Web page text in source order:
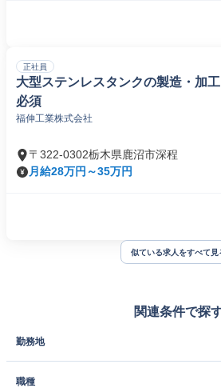
正社員
大型ステンレスタンクの製造・加
必須
福伸工業株式会社
〒322-0302栃木県鹿沼市深程
月給28万円～35万円
似ている求人をすべて見
関連条件で探
勤務地
職種